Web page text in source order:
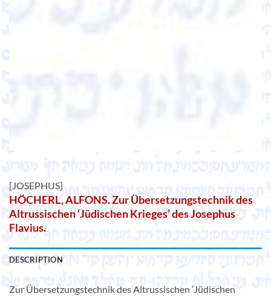
[JOSEPHUS]
HÖCHERL, ALFONS. Zur Übersetzungstechnik des
Altrussischen ‘Jüdischen Krieges’ des Josephus
Flavius.
DESCRIPTION
Zur Übersetzungstechnik des Altrussischen ‘Jüdischen